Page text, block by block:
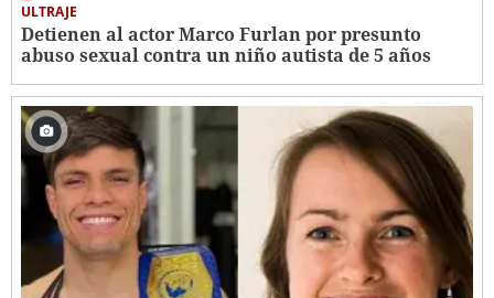
ULTRAJE
Detienen al actor Marco Furlan por presunto
abuso sexual contra un niño autista de 5 años